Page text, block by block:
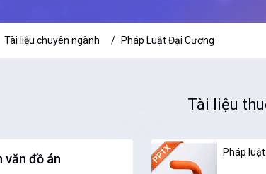
Tài liệu chuyên ngành Pháp Luật Đại Cương
Tài liệu
văn đồ án Pháp